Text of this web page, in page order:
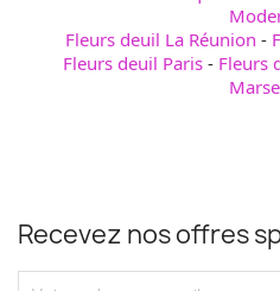
Fleurs deuil La Réunion -
Fleurs deuil Paris - Fleurs
Recevez nos offres